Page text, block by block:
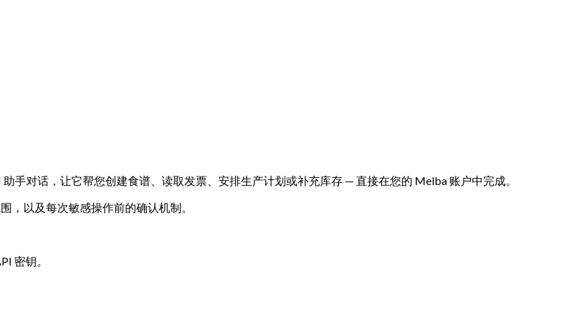
手对话，让它帮您创建食谱、读取发票、安排生产计划或补充库存 — 直接在您的 Melba 账户中完成。
，以及每次敏感操作前的确认机制。
密钥。